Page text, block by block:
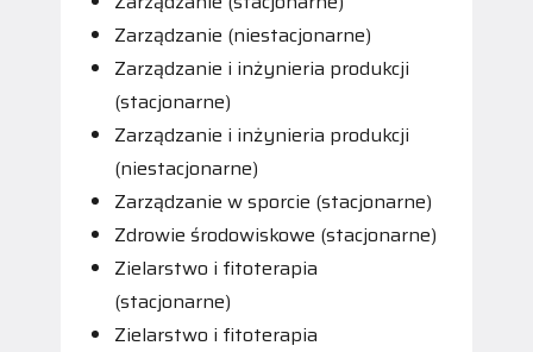
Zarządzanie (niestacjonarne)
Zarządzanie i inżynieria produkcji
(stacjonarne)
Zarządzanie i inżynieria produkcji
(niestacjonarne)
Zarządzanie w sporcie (stacjonarne)
Zdrowie środowiskowe (stacjonarne)
Zielarstwo i fitoterapia
(stacjonarne)
Zielarstwo i fitoterapia